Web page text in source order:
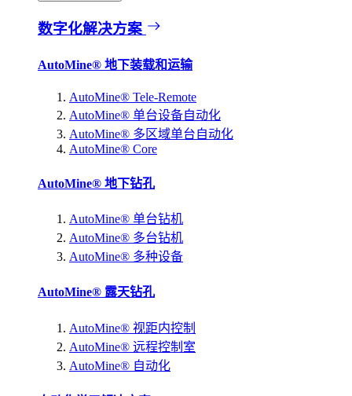
数字化解决方案
AutoMine® 地下装载和运输
AutoMine® Tele-Remote
AutoMine® 单台设备自动化
AutoMine® 多区域单台自动化
AutoMine® Core
AutoMine® 地下钻孔
AutoMine® 单台钻机
AutoMine® 多台钻机
AutoMine® 多种设备
AutoMine® 露天钻孔
AutoMine® 视距内控制
AutoMine® 远程控制室
AutoMine® 自动化